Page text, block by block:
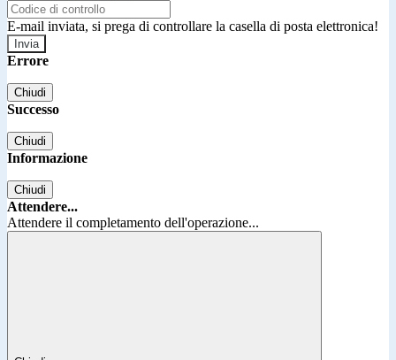
E-mail inviata, si prega di controllare la casella di posta elettronica!
Errore
Chiudi
Successo
Chiudi
Informazione
Chiudi
Attendere...
Attendere il completamento dell'operazione...